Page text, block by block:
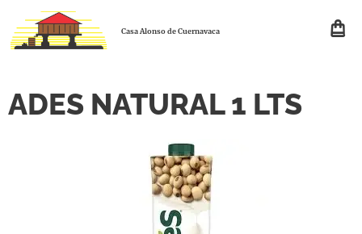
Casa Alonso de Cuernavaca
ADES NATURAL 1 LTS